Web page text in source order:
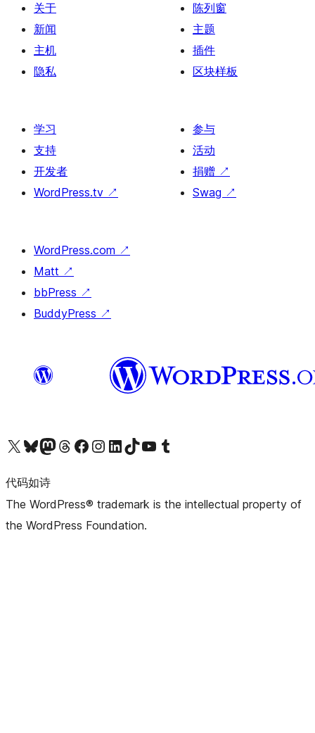
关于
新闻
主机
隐私
陈列窗
主题
插件
区块样板
学习
支持
开发者
WordPress.tv ↗
参与
活动
捐赠 ↗
Swag ↗
WordPress.com ↗
Matt ↗
bbPress ↗
BuddyPress ↗
关注我们的 X（原 Twitter）账号访问我们的 Bluesky 账号关注我们的 Mastodon 账号访问我们的 Threads 账号 访问我们的 Facebook 公共主页关注我们的 Instagram 账号 关注我们的 LinkedIn 主页访问我们的 TikTok 账号访问我们的 YouTube 频道 访问我们的 Tumblr 账号
代码如诗
The WordPress® trademark is the intellectual property of
the WordPress Foundation.